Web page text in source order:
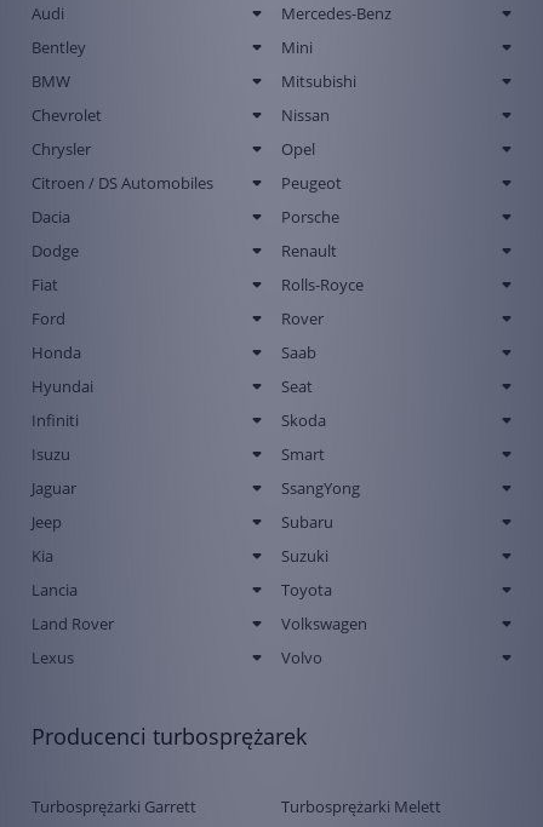
Audi
Bentley
BMW
Chevrolet
Chrysler
Citroen / DS Automobiles
Dacia
Dodge
Fiat
Ford
Honda
Hyundai
Infiniti
Isuzu
Jaguar
Jeep
Kia
Lancia
Land Rover
Lexus
Mercedes-Benz
Mini
Mitsubishi
Nissan
Opel
Peugeot
Porsche
Renault
Rolls-Royce
Rover
Saab
Seat
Skoda
Smart
SsangYong
Subaru
Suzuki
Toyota
Volkswagen
Volvo
Producenci turbosprężarek
Turbosprężarki Garrett
Turbosprężarki Melett